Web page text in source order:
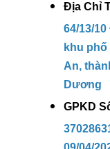
Địa Chỉ
64/13/
khu
An,
Dương
GPKD